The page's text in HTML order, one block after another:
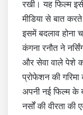
रखी। यह फिल्म
मीडिया से बात
इसमें बदलाव होना
कंगना रनौत ने
और सेवा वाले पेशे
प्रोफेशन की
अपनी नई फिल्म के
नर्सों की वीरता